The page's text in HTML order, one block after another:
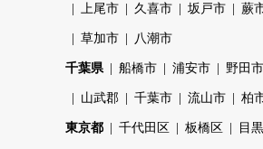
上尾市 久喜市 坂戸市 蕨
草加市 八潮市
千葉県 船橋市 浦安市 野田市
山武郡 千葉市 流山市 柏
東京都 千代田区 板橋区 目